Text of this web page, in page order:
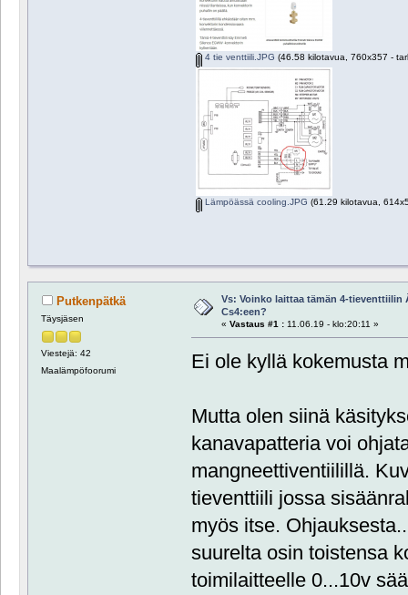
4 tie venttiili.JPG (46.58 kilotavua, 760x357 -
Lämpöässä cooling.JPG (61.29 kilotavua,
Putkenpätkä
Täysjäsen
Viestejä: 42
Maalämpöfoorumi
Vs: Voinko laittaa tämän 4-tieventtiilin
Cs4:een?
« Vastaus #1 :11.06.19 - klo:20:11 »
Ei ole kyllä kokemusta
Mutta olen siinä
kanavapatteria voi
mangneettiventiilillä.
tieventtiili jossa
myös itse.
suurelta osin toistensa
toimilaitteelle 0...10v